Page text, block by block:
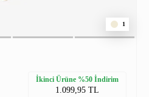
1
İkinci Ürüne %50 İndirim
1.099,95 TL